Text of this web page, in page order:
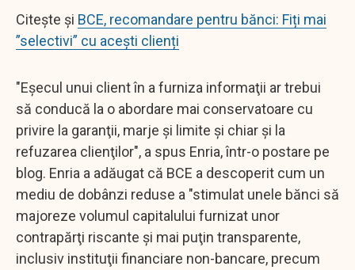
Citește și BCE, recomandare pentru bănci: Fiți mai
”selectivi” cu acești clienți
"Eşecul unui client în a furniza informaţii ar trebui
să conducă la o abordare mai conservatoare cu
privire la garanţii, marje şi limite şi chiar şi la
refuzarea clienţilor", a spus Enria, într-o postare pe
blog. Enria a adăugat că BCE a descoperit cum un
mediu de dobânzi reduse a "stimulat unele bănci să
majoreze volumul capitalului furnizat unor
contrapărţi riscante şi mai puţin transparente,
inclusiv instituţii financiare non-bancare, precum